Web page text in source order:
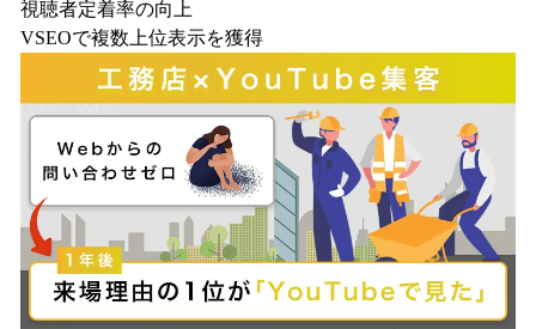
視聴者定着率の向上
VSEOで複数上位表示を獲得